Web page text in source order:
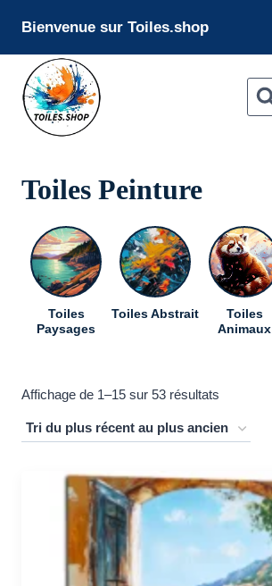
contenu
Bienvenue sur Toiles.shop
Toiles Peinture
Toiles
Paysages
Toiles Abstrait
Toiles
Animaux
Affichage de 1–15 sur 53 résultats
plus
au
ancien